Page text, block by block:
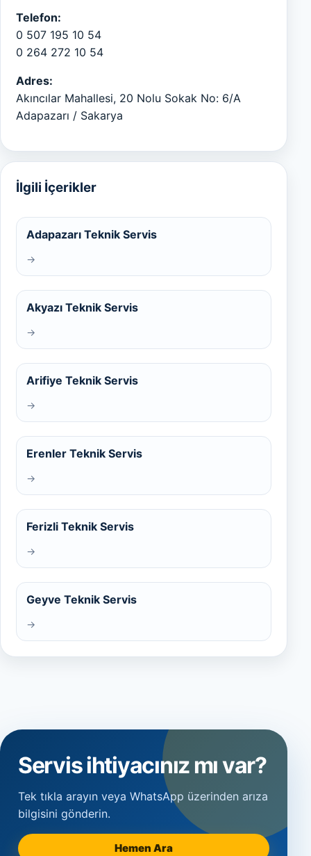
Telefon:
0 507 195 10 54
0 264 272 10 54
Adres:
Akıncılar Mahallesi, 20 Nolu Sokak No: 6/A
Adapazarı / Sakarya
İlgili İçerikler
Adapazarı Teknik Servis
→
Akyazı Teknik Servis
→
Arifiye Teknik Servis
→
Erenler Teknik Servis
→
Ferizli Teknik Servis
→
Geyve Teknik Servis
→
Servis ihtiyacınız mı var?
Tek tıkla arayın veya WhatsApp üzerinden arıza
bilgisini gönderin.
Hemen Ara